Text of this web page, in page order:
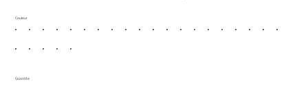
Couleur
Quantité